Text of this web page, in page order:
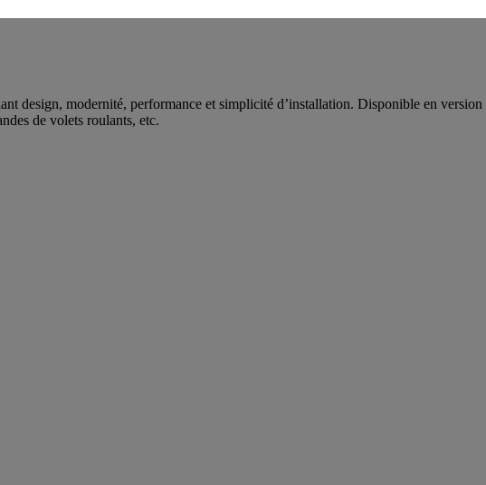
design, modernité, performance et simplicité d’installation. Disponible en
de volets roulants, etc.